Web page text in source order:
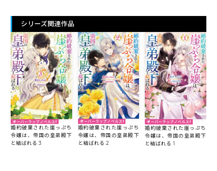
シリーズ関連作品
オーバーラップノベルスf
婚約破棄された崖っぷち
令嬢は、帝国の皇弟殿下
と結ばれる 3
オーバーラップノベルスf
婚約破棄された崖っぷち
令嬢は、帝国の皇弟殿下
と結ばれる 2
オーバーラップノベルスf
婚約破棄された崖っぷち
令嬢は、帝国の皇弟殿下
と結ばれる 1